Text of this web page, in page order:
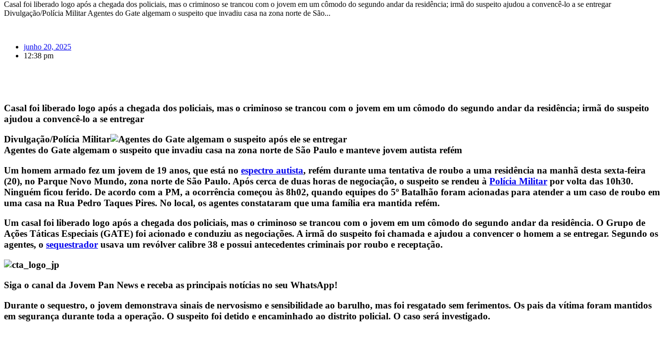
Casal foi liberado logo após a chegada dos policiais, mas o criminoso se trancou com o jovem em um cômodo do segundo andar da residência; irmã do suspeito ajudou a convencê-lo a se entregar
Divulgação/Polícia Militar Agentes do Gate algemam o suspeito que invadiu casa na zona norte de São...
junho 20, 2025
12:38 pm
Casal foi liberado logo após a chegada dos policiais, mas o criminoso se trancou com o jovem em um cômodo do segundo andar da residência; irmã do suspeito
ajudou a convencê-lo a se entregar
Divulgação/Polícia Militar
Agentes do Gate algemam o suspeito que invadiu casa na zona norte de São Paulo e manteve jovem autista refém
Um homem armado fez um jovem de 19 anos, que está no espectro autista, refém durante uma tentativa de roubo a uma residência na manhã desta sexta-feira
(20), no Parque Novo Mundo, zona norte de São Paulo. Após cerca de duas horas de negociação, o suspeito se rendeu à Polícia Militar por volta das 10h30.
Ninguém ficou ferido. De acordo com a PM, a ocorrência começou às 8h02, quando equipes do 5º Batalhão foram acionadas para atender a um caso de roubo em
uma casa na Rua Pedro Taques Pires. No local, os agentes constataram que uma família era mantida refém.
Um casal foi liberado logo após a chegada dos policiais, mas o criminoso se trancou com o jovem em um cômodo do segundo andar da residência. O Grupo de
Ações Táticas Especiais (GATE) foi acionado e conduziu as negociações. A irmã do suspeito foi chamada e ajudou a convencer o homem a se entregar. Segundo os
agentes, o sequestrador usava um revólver calibre 38 e possui antecedentes criminais por roubo e receptação.
Siga o canal da Jovem Pan News e receba as principais notícias no seu WhatsApp!
Durante o sequestro, o jovem demonstrava sinais de nervosismo e sensibilidade ao barulho, mas foi resgatado sem ferimentos. Os pais da vítima foram mantidos
em segurança durante toda a operação. O suspeito foi detido e encaminhado ao distrito policial. O caso será investigado.